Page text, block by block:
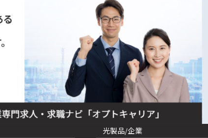
光製品/企業